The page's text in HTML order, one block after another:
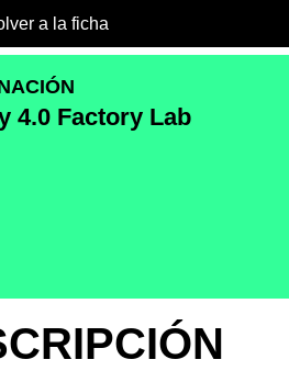
a la ficha
4.0 Factory Lab